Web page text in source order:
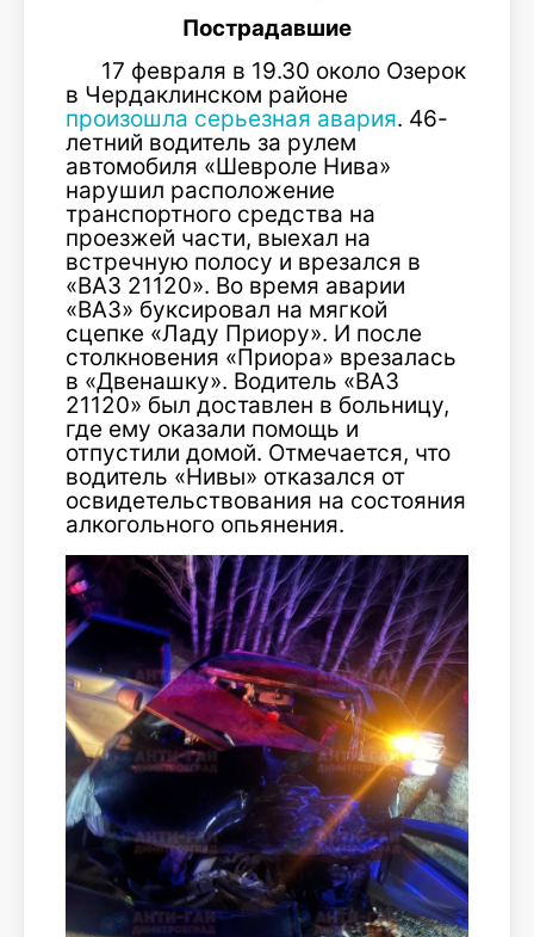
Пострадавшие
17 февраля в 19.30 около Озерок
в Чердаклинском районе
произошла серьезная авария. 46-
летний водитель за рулем
автомобиля «Шевроле Нива»
нарушил расположение
транспортного средства на
проезжей части, выехал на
встречную полосу и врезался в
«ВАЗ 21120». Во время аварии
«ВАЗ» буксировал на мягкой
сцепке «Ладу Приору». И после
столкновения «Приора» врезалась
в «Двенашку». Водитель «ВАЗ
21120» был доставлен в больницу,
где ему оказали помощь и
отпустили домой. Отмечается, что
водитель «Нивы» отказался от
освидетельствования на состояния
алкогольного опьянения.